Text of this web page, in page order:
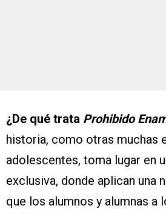
¿De qué trata Prohibido
historia, como otras muchas
adolescentes, toma lugar en
exclusiva, donde aplican una
que los alumnos y alumnas a